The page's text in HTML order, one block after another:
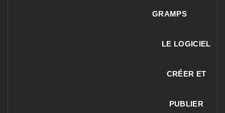
GRAMPS
LE LOGICIEL
CRÉER ET
PUBLIER